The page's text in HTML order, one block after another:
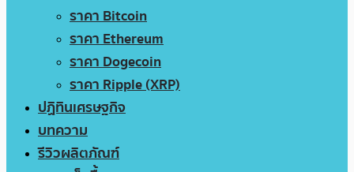
ราคา Bitcoin
ราคา Ethereum
ราคา Dogecoin
ราคา Ripple (XRP)
ปฏิทินเศรษฐกิจ
บทความ
รีวิวผลิตภัณฑ์